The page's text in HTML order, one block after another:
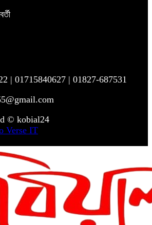
| 01715840627 | 01827-687531
© kobial24
Verse IT